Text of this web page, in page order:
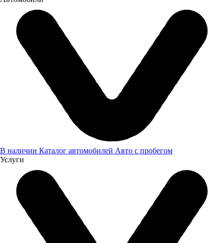
В наличии Каталог автомобилей Авто с пробегом
Услуги
Луидор принял участие в отраслевых выставках в Челябинске
Компания «Луидор» приняла участие в профильных
выставках в Челябинске, где презентовала коммерческую
технику и расширила партнёрские связи с представителями
отрасли.
28.04.2026
Мероприятия